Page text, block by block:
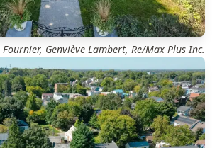
Genviève Lambert, Re/Max Plus Inc.